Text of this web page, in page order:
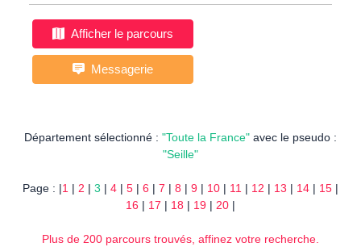
Afficher le parcours
Messagerie
Département sélectionné : "Toute la France" avec le pseudo :
"Seille"
Page : |1 | 2 | 3 | 4 | 5 | 6 | 7 | 8 | 9 | 10 | 11 | 12 | 13 | 14 | 15 |
16 | 17 | 18 | 19 | 20 |
Plus de 200 parcours trouvés, affinez votre recherche.